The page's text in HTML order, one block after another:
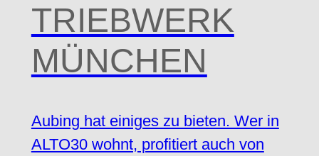
TRIEBWERK
MÜNCHEN
Aubing hat einiges zu bieten. Wer in
ALTO30 wohnt, profitiert auch von